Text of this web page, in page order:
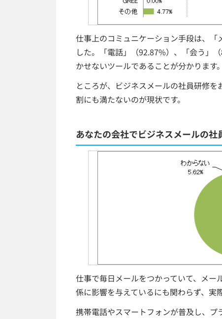
仕事上のコミュニケーション手段は、
した。「電話」（92.87%）、「会う」
かせないツールであることが分かります。
ところが、ビジネスメールの社員研修
割にも満たないのが現状です。
あなたの会社でビジネスメールの社
仕事で毎日メールをつかっていて、メ
係に影響を与えているにも関わらず、実
携帯電話やスマートフォンが普及し、プ